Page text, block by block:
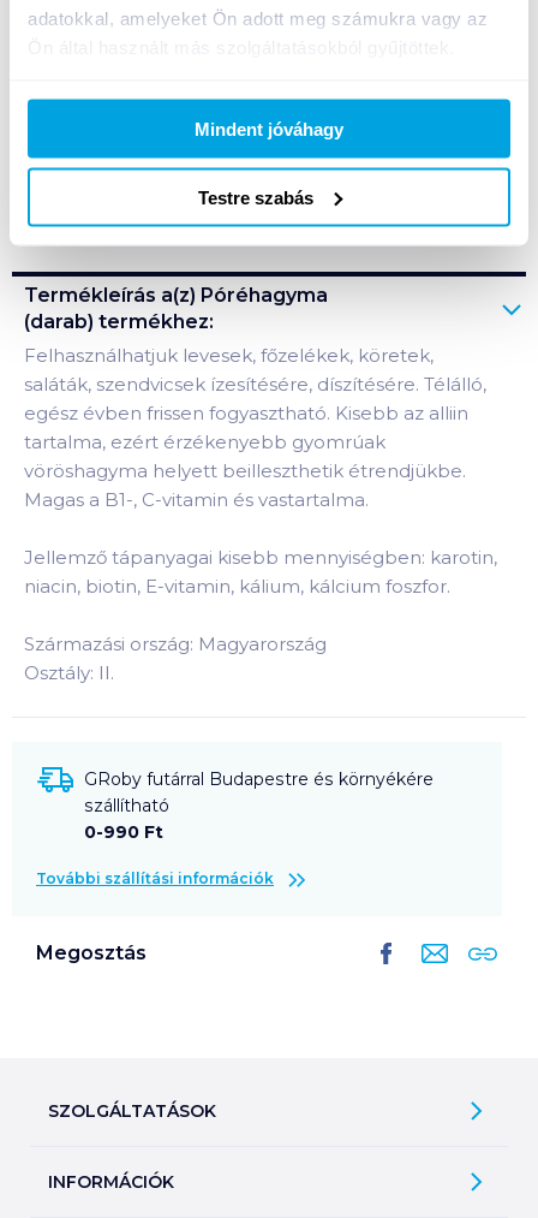
adatokkal, amelyeket Ön adott meg számukra vagy az
Ön által használt más szolgáltatásokból gyűjtöttek.
Mindent jóváhagy
Testre szabás
Bevásárlólistához adom Értesíts, ha olcsóbb!
Termékleírás a(z) Póréhagyma
(darab) termékhez:
Felhasználhatjuk levesek, főzelékek, köretek,
saláták, szendvicsek ízesítésére, díszítésére. Télálló,
egész évben frissen fogyasztható. Kisebb az alliin
tartalma, ezért érzékenyebb gyomrúak
vöröshagyma helyett beilleszthetik étrendjükbe.
Magas a B1-, C-vitamin és vastartalma.
Jellemző tápanyagai kisebb mennyiségben: karotin,
niacin, biotin, E-vitamin, kálium, kálcium foszfor.
Származási ország: Magyarország
Osztály: II.
GRoby futárral Budapestre és környékére
szállítható
0-990 Ft
További szállítási információk
Megosztás
SZOLGÁLTATÁSOK
Árfigyelő
INFORMÁCIÓK